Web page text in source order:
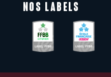
NOS LABELS